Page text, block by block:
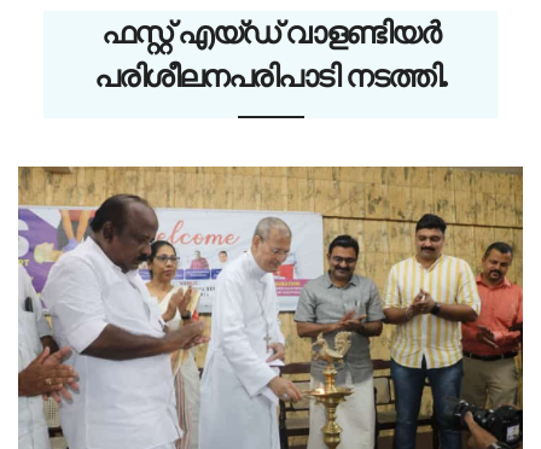
ഫസ്റ്റ് എയ്ഡ് വാളണ്ടിയർ
പരിശീലനപരിപാടി നടത്തി.